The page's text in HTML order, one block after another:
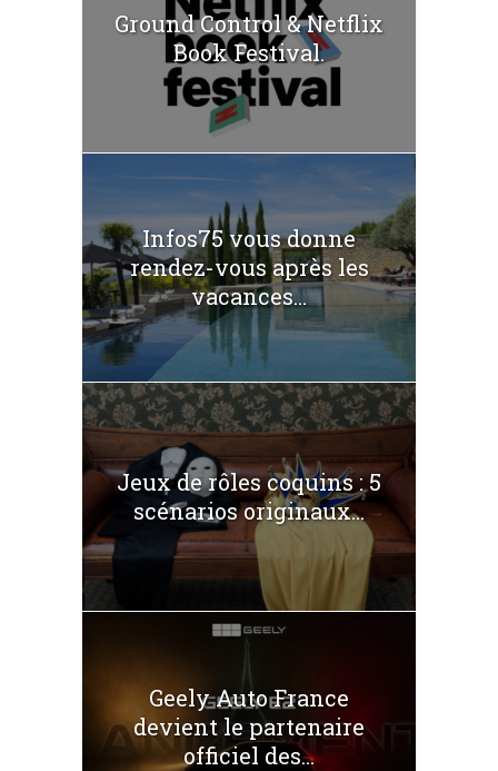
Ground Control & Netflix
Book Festival.
Infos75 vous donne
rendez-vous après les
vacances...
Jeux de rôles coquins : 5
scénarios originaux...
Geely Auto France
devient le partenaire
officiel des...